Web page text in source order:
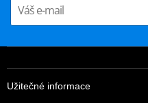
Užitečné informace